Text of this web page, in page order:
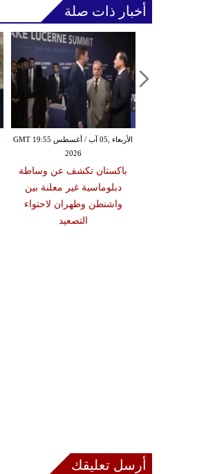
أخبار ذات صلة
الأربعاء ,05 آب / أغسطس GMT 19:55
2026
باكستان تكشف عن وساطة
دبلوماسية غير معلنة بين
واشنطن وطهران لاحتواء
التصعيد
أرسل تعليقك